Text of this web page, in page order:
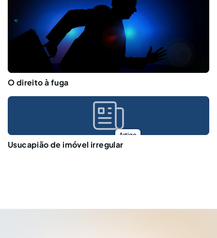
O direito à fuga
Artigo
Usucapião de imóvel irregular